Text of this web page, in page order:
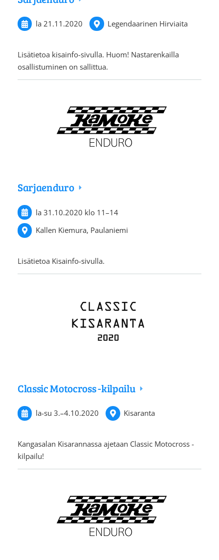
la 21.11.2020 Legendaarinen Hirviaita
Lisätietoa kisainfo-sivulla. Huom! Nastarenkailla
osallistuminen on sallittua.
Sarjaenduro
la 31.10.2020 klo 11–14
Kallen Kiemura, Paulaniemi
Lisätietoa Kisainfo-sivulla.
Classic Motocross -kilpailu
la-su 3.–4.10.2020 Kisaranta
Kangasalan Kisarannassa ajetaan Classic Motocross -
kilpailu!